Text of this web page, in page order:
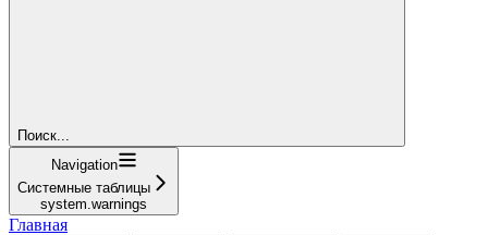
Поиск...
Navigation
Системные таблицы
system.warnings
Главная